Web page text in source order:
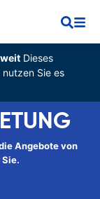
Dieses
Sie es
Angebote von